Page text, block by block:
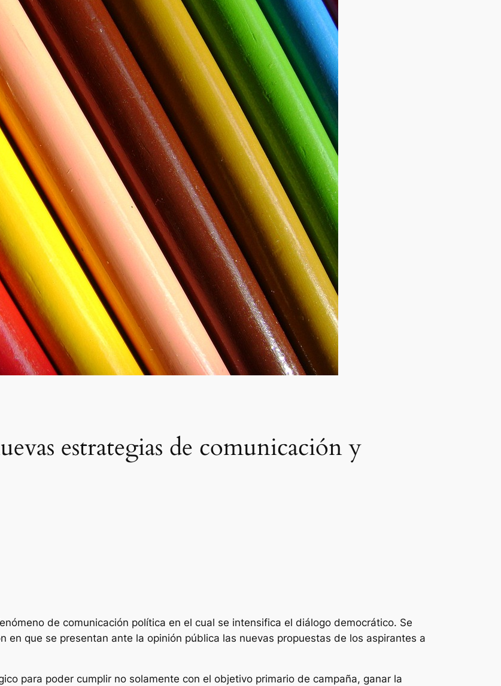
estrategias de comunicación y
de comunicación política en el cual se intensifica el diálogo democrático. Se
en que se presentan ante la opinión pública las nuevas propuestas de los aspirantes a
para poder cumplir no solamente con el objetivo primario de campaña, ganar la